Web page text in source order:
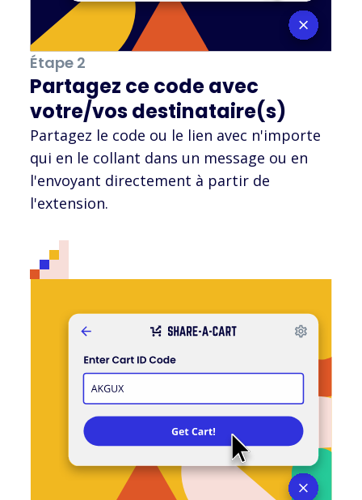
Étape 2
Partagez ce code avec
votre/vos destinataire(s)
Partagez le code ou le lien avec n'importe
qui en le collant dans un message ou en
l'envoyant directement à partir de
l'extension.